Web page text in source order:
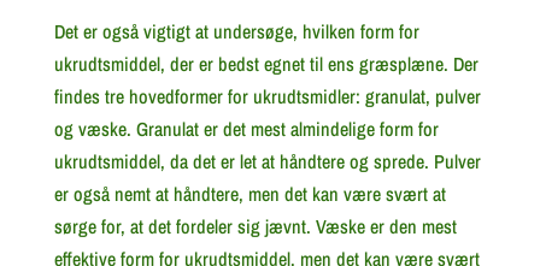
Det er også vigtigt at undersøge, hvilken form for
ukrudtsmiddel, der er bedst egnet til ens græsplæne. Der
findes tre hovedformer for ukrudtsmidler: granulat, pulver
og væske. Granulat er det mest almindelige form for
ukrudtsmiddel, da det er let at håndtere og sprede. Pulver
er også nemt at håndtere, men det kan være svært at
sørge for, at det fordeler sig jævnt. Væske er den mest
effektive form for ukrudtsmiddel, men det kan være svært